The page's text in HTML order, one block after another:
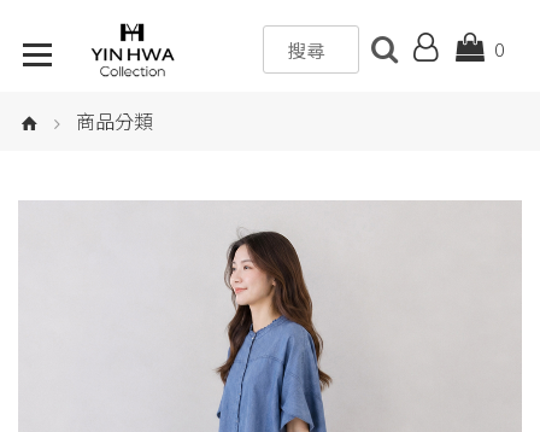
0
商品分類